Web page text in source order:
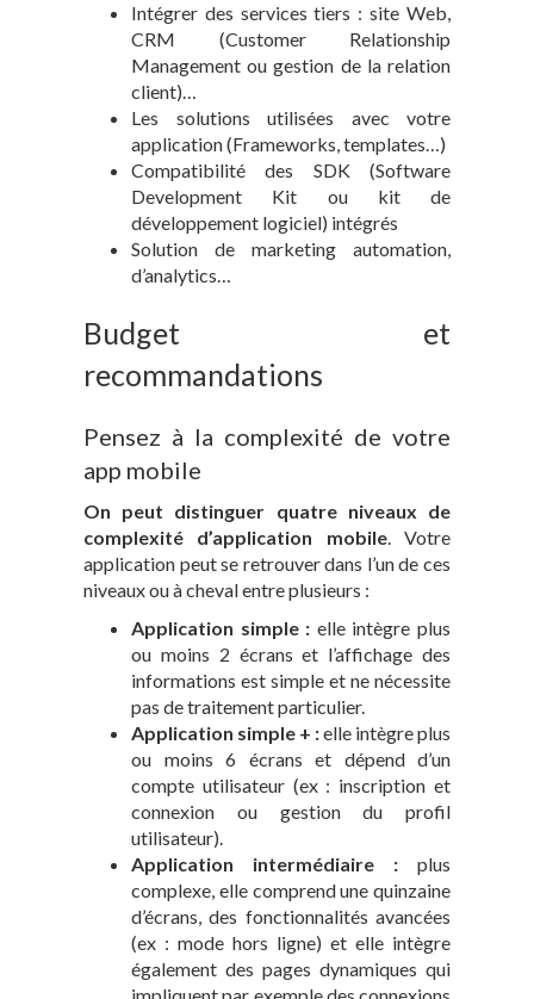
Intégrer des services tiers : site Web,
CRM (Customer Relationship
Management ou gestion de la relation
client)…
Les solutions utilisées avec votre
application (Frameworks, templates…)
Compatibilité des SDK (Software
Development Kit ou kit de
développement logiciel) intégrés
Solution de marketing automation,
d’analytics…
Budget et
recommandations
Pensez à la complexité de votre
app mobile
On peut distinguer quatre niveaux de
complexité d’application mobile. Votre
application peut se retrouver dans l’un de ces
niveaux ou à cheval entre plusieurs :
Application simple : elle intègre plus
ou moins 2 écrans et l’affichage des
informations est simple et ne nécessite
pas de traitement particulier.
Application simple + :elle intègre plus
ou moins 6 écrans et dépend d’un
compte utilisateur (ex : inscription et
connexion ou gestion du profil
utilisateur).
Application intermédiaire : plus
complexe, elle comprend une quinzaine
d’écrans, des fonctionnalités avancées
(ex : mode hors ligne) et elle intègre
également des pages dynamiques qui